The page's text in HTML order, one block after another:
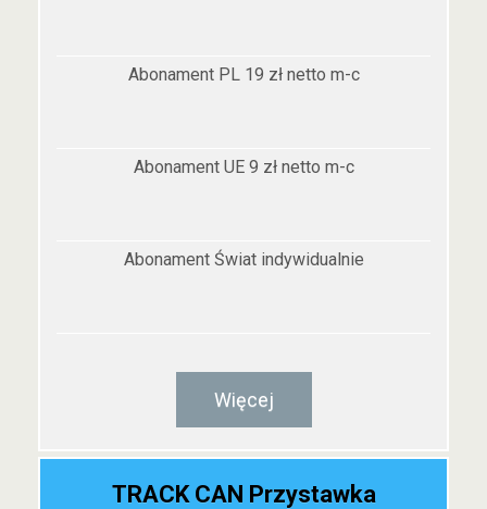
Abonament PL 19 zł netto m-c
Abonament UE 9 zł netto m-c
Abonament Świat indywidualnie
Więcej
TRACK CAN Przystawka